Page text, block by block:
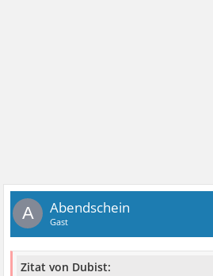
A Abendschein
Gast
Zitat von Dubist: